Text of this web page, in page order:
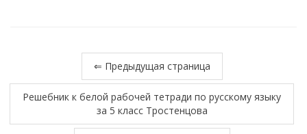
⇐ Предыдущая страница
Решебник к белой рабочей тетради по русскому языку
за 5 класс Тростенцова